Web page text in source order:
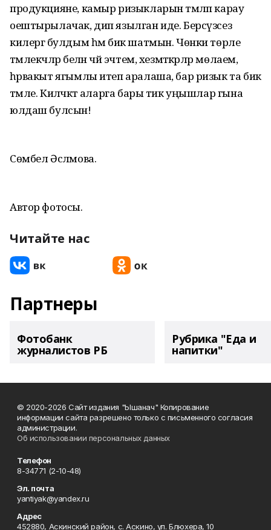
продукцияне, камыр ризыкларын тәмләп карау
оештырылачак, дип язылган иде. Берсүзсез
килергә булдым һәм бик шатмын. Чөнки төрле
тәмлекәчләр белән чәй эчтем, хезмәткәрләр мөлаем,
һәрвакыт ягымлы итеп аралаша, бар ризык та бик
тәмле. Киләчәктә аларга бары тик уңышлар гына
юлдаш булсын!
Сөмбел Әсләмова.
Автор фотосы.
Читайте нас
Партнеры
Фотобанк
журналистов РБ
Рубрика "Еда и
напитки"
© 2020-2026 Сайт издания "Ышанач" Копирование
информации сайта разрешено только с письменного согласия
администрации.
Об использовании персональных данных
Телефон
8-34771 (2-10-48)
Эл. почта
yantiyak@yandex.ru
Адрес
452880, Аскинский район, с. Аскино, ул. Блюхера, 10